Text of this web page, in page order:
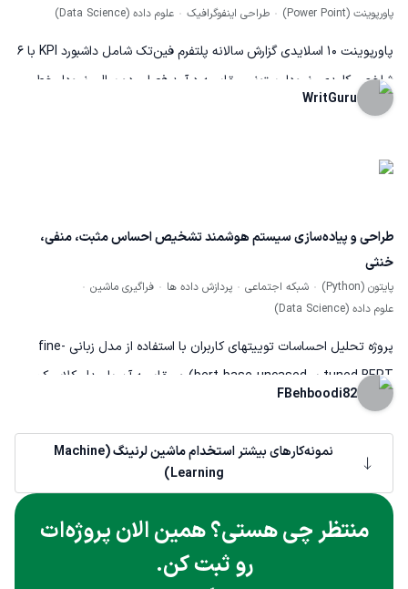
پاورپوینت (Power Point) طراحی اینفوگرافیک علوم داده (Data Science)
پاورپوینت ۱۰ اسلایدی گزارش سالانه پلتفرم فین‌تک شامل داشبورد KPI با ۶
شاخص کلیدی، نمودار ستونی مقایسه درآمد فصلی دو سال، نمودار خطی
هزینه و سودآوری، و تایم‌لاین نقشه‌راه سال آینده. طراحی با پالت تخصصی
WritGuru
طراحی و پیاده‌سازی سیستم هوشمند تشخیص احساس مثبت، منفی،
خنثی
پایتون (Python) شبکه اجتماعی پردازش داده ها
فراگیری ماشین
علوم داده (Data Science)
پروژه تحلیل احساسات توییتهای کاربران با استفاده از مدل زبانی fine-
tuned BERT بر bert-base-uncased) و مقایسه آن با مدل کلاسیک
داد پروژه شامل پیش پردازش داده آموزش مدل ارزیابی و تحلیل نتایج در
Google Colab است و خروجی آن به صورت یک بات تلگرام برای تحليل
احساسات لحظه ای پیاده سازی شده
FBehboodi82
نمونه‌کارهای بیشتر
استخدام ماشین لرنینگ (Machine
Learning)
منتظر چی هستی؟ همین الان پروژه‌ات
رو ثبت کن.